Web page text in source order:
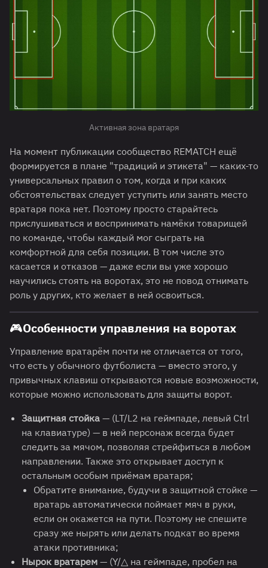
Активная зона вратаря
На момент публикации сообщество REMATCH ещё
формируется в плане "традиций и этикета" — каких-то
универсальных правил о том, когда и при каких
обстоятельствах следует уступить или занять место
вратаря пока нет. Поэтому просто старайтесь
прислушиваться и воспринимать намёки товарищей
по команде, чтобы каждый мог сыграть на
комфортной для себя позиции. В том числе это
касается и отказов — даже если вы уже хорошо
научились стоять на воротах, это не повод отнимать
роль у других, кто желает в ней освоиться.
🎮Особенности управления на воротах
Управление вратарём почти не отличается от того,
что есть у обычного футболиста — вместо этого, у
привычных клавиш открываются новые возможности,
которые можно использовать для защиты ворот.
Защитная стойка — (LT/L2 на геймпаде, левый Ctrl
на клавиатуре) — в ней персонаж всегда будет
следить за мячом, позволяя стрейфиться в любом
направлении. Также это открывает доступ к
остальным особым приёмам вратаря;
Обратите внимание, будучи в защитной стойке —
вратарь автоматически поймает мяч в руки,
если он окажется на пути. Поэтому не спешите
сразу же нырять или делать подкат во время
атаки противника;
Нырок вратарем — (Y/△ на геймпаде, пробел на